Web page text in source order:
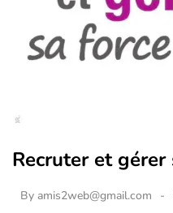
Recruter et gérer
By amis2web@gmail.com